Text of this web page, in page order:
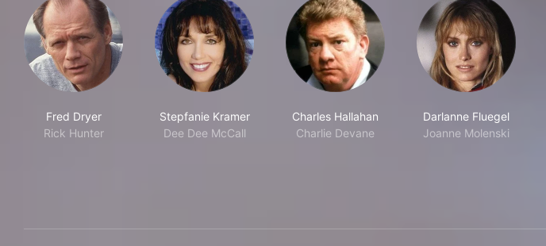
Fred Dryer
Rick Hunter
Stepfanie Kramer
Dee Dee McCall
Charles Hallahan
Charlie Devane
Darlanne Fluegel
Joanne Molenski